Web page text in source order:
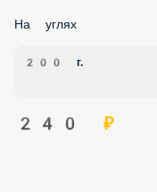
На углях
200 г.
240 ₽